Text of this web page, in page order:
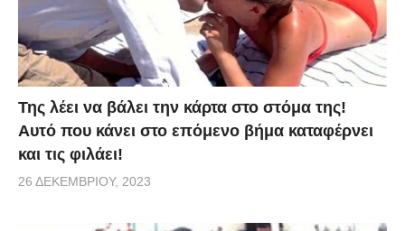
Της λέει να βάλει την κάρτα στο στόμα της!
Αυτό που κάνει στο επόμενο βήμα καταφέρνει
και τις φιλάει!
26 ΔΕΚΕΜΒΡΊΟΥ, 2023